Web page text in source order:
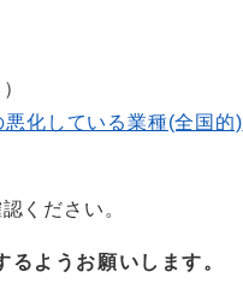
悪化している業種(全国的)
ください。
ようお願いします。